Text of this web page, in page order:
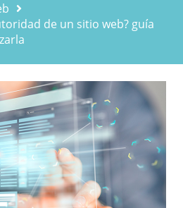
de un sitio web? guía